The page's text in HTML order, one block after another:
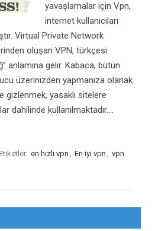
yavaşlamalar için Vpn,
internet kullanıcıları
Virtual Private Network
oluşan VPN, türkçesi
anlamına gelir. Kabaca, bütün
üzerinizden yapmanıza olanak
gizlenmek, yasaklı sitelere
dahilinde kullanılmaktadır.…
en hızlı vpn , En iyi vpn , vpn